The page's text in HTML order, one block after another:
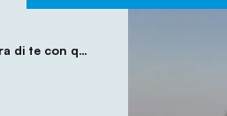
questi consigli